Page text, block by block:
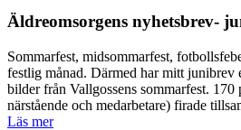
Äldreomsorgens nyhetsbrev-
Sommarfest, midsommarfest,
festlig månad. Därmed har mitt junibrev
bilder från Vallgossens sommarfest. 170
närstående och medarbetare) firade
Läs mer